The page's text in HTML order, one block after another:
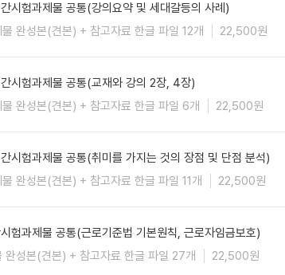
시험과제물 공통(강의요약 및 세대갈등의 사례)
완성본(견본) + 참고자료 한글 파일 12개 22,500원
시험과제물 공통(교재와 강의 2장, 4장)
물 완성본(견본) + 참고자료 한글 파일 6개 22,500원
시험과제물 공통(취미를 가지는 것의 장점 및 단점 분석)
완성본(견본) + 참고자료 한글 파일 11개 22,500원
험과제물 공통(근로기준법 기본원칙, 근로자임금보호)
완성본(견본) + 참고자료 한글 파일 27개 22,500원